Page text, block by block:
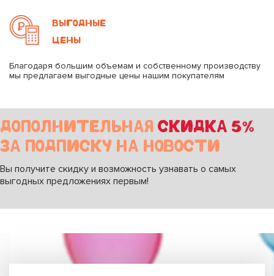
ВЫГОДНЫЕ
ЦЕНЫ
Благодаря большим объемам и собственному производству
мы предлагаем выгодные цены нашим покупателям
ДОПОЛНИТЕЛЬНАЯ СКИДКА 5%
ЗА ПОДПИСКУ НА НОВОСТИ
Вы получите скидку и возможность узнавать о самых
выгодных предложениях первым!